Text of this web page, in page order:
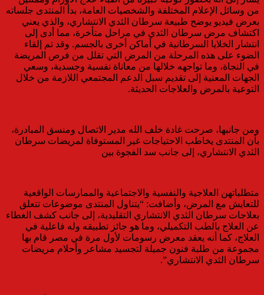
من وسائل الإعلام المختلفة والشخصيات العامة، بدأ المنتدى جلساته
بعرض فيديو يوضح طبيعة سرطان الثدي الانتشاري، والذي يعني
اكتشاف مرض سرطان الثدي في مراحل متأخرة، مما أدى إلى
انتشار الخلايا السرطانية في أماكن أخرى بالجسم. وقد تم إلقاء
الضوء على هذه المرحلة من المرض التي تقلل من فرص المريضة
في النجاة، وما تواجهه خلالها من معاناة نفسية وجسدية، وسعي
الجهات المعنية إلى تقديم سبل الدعم المجتمعي اللازمة من خلال
التوعية بالمرض والعلاجات الحديثة.
ومن جانبها، صرحت غادة خلف الله مدير الاتصال ومنسق المبادرة،
بأن المنتدى يخاطب الاحتياجات غير المستوفاة لمريضات سرطان
الثدي الانتشاري، إلى جانب سد الفجوة بين
متطلباتهن العلاجية والنفسية والاجتماعية والممارسات الواقعية
للتعايش مع المرض، وأضافت: “يتناول المنتدى موضوعات تتعلق
بعلاجات سرطان الثدي الانتشاري التقليدية، إلى جانب كشف الغطاء
عن العلاج بالطب التكميلي، وما هو جائز تطبيقه وله فاعلية في
العلاج، كما أنه يعقد معرض رسومات لأول مرة في مصر قام بها
مجموعة من طلبة فنون جميلة لتجسيد مشاعر وأحلام مريضات
سرطان الثدي الانتشاري”.